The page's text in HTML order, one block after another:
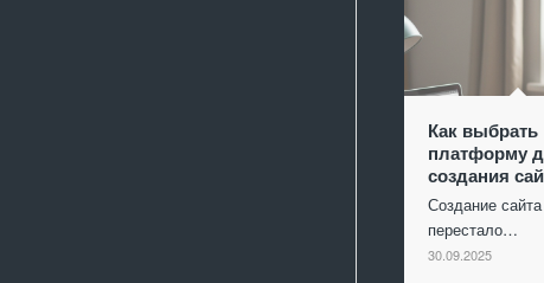
Как выбрать
платформу
создания
Создание
перестало…
30.09.2025